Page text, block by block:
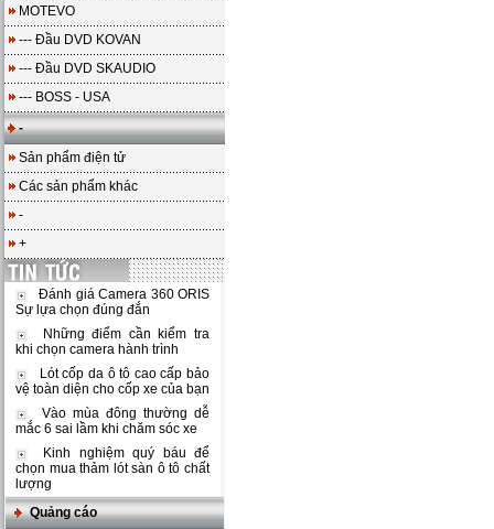
MOTEVO
--- Đầu DVD KOVAN
--- Đầu DVD SKAUDIO
--- BOSS - USA
-
Sản phẩm điện tử
Các sản phẩm khác
-
+
Đánh giá Camera 360 ORIS
Sự lựa chọn đúng đắn
Những điểm cần kiểm tra
khi chọn camera hành trình
Lót cốp da ô tô cao cấp bảo
vệ toàn diện cho cốp xe của bạn
Vào mùa đông thường dễ
mắc 6 sai lầm khi chăm sóc xe
Kinh nghiệm quý báu để
chọn mua thảm lót sàn ô tô chất
lượng
Quảng cáo